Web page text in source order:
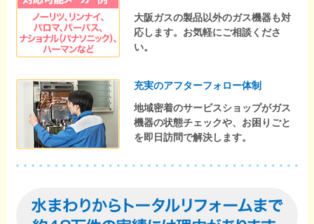
大阪ガスの製品以外のガス機器も対
応します。お気軽にご相談くださ
い。
充実のアフターフォロー体制
地域密着のサービスショップがガス
機器の状態チェックや、お困りごと
を即日訪問で解決します。